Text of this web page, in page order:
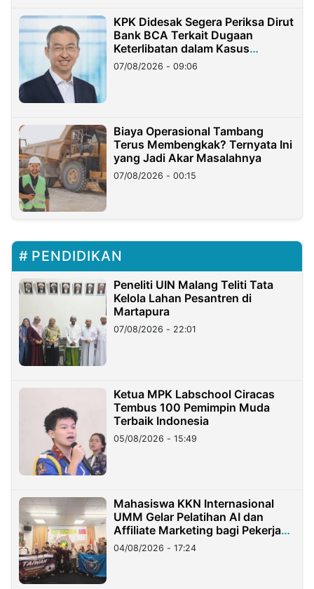
KPK Didesak Segera Periksa Dirut
Bank BCA Terkait Dugaan
Keterlibatan dalam Kasus
Hilangnya Dana Nasabah Rp2,58
Miliar
07/08/2026 - 09:06
Biaya Operasional Tambang
Terus Membengkak? Ternyata Ini
yang Jadi Akar Masalahnya
07/08/2026 - 00:15
PENDIDIKAN
Peneliti UIN Malang Teliti Tata
Kelola Lahan Pesantren di
Martapura
07/08/2026 - 22:01
Ketua MPK Labschool Ciracas
Tembus 100 Pemimpin Muda
Terbaik Indonesia
05/08/2026 - 15:49
Mahasiswa KKN Internasional
UMM Gelar Pelatihan AI dan
Affiliate Marketing bagi Pekerja
Migran Indonesia di Taiwan
04/08/2026 - 17:24